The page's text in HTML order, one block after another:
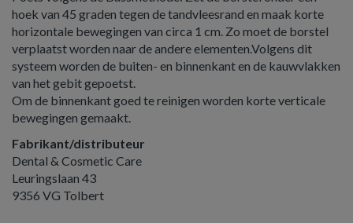
hoek van 45 graden tegen de tandvleesrand en maak korte
horizontale bewegingen van circa 1 cm. Zo moet de borstel
verplaatst worden naar de andere elementen.Volgens dit
systeem worden de buiten- en binnenkant en de kauwvlakken
van het gebit gepoetst.
Om de binnenkant goed te reinigen worden korte verticale
bewegingen gemaakt.
Fabrikant/distributeur
Dental & Cosmetic Care
Leuringslaan 43
9356 VG Tolbert